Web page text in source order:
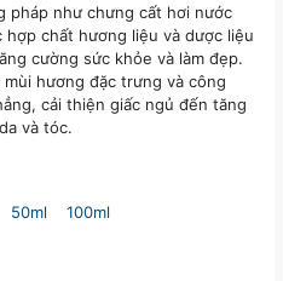
pháp như chưng cất hơi nước
hợp chất hương liệu và dược liệu
cường sức khỏe và làm đẹp.
hương đặc trưng và công
cải thiện giấc ngủ đến tăng
và tóc.
50ml 100ml